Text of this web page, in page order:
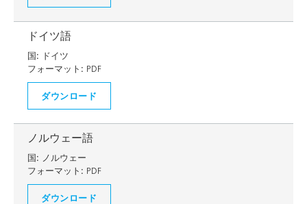
ドイツ語
国: ドイツ
フォーマット: PDF
ダウンロード
ノルウェー語
国: ノルウェー
フォーマット: PDF
ダウンロード